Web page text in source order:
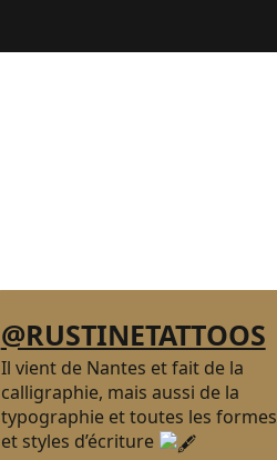
@RUSTINETATTOOS
Il vient de Nantes et fait de la
calligraphie, mais aussi de la
typographie et toutes les formes
et styles d’écriture